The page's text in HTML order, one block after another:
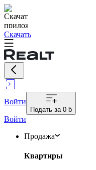
Скачать
Войти
Подать за 0 ƃ
Войти
Продажа
Квартиры